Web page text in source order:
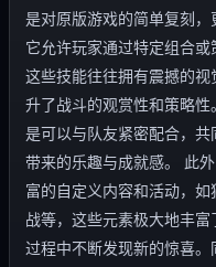
是对原版游戏的简单复刻，
它允许玩家通过特定组合或
这些技能往往拥有震撼的
升了战斗的观赏性和策略
是可以与队友紧密配合，
带来的乐趣与成就感。 此
富的自定义内容和活动，
战等，这些元素极大地丰
过程中不断发现新的惊喜